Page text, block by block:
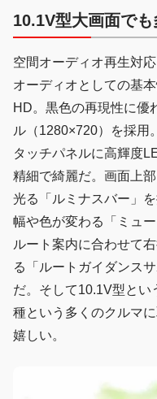
10.1V型大画面で
空間オーディオ再生対
オーディオとしての基
HD。黒色の再現性に優
ル（1280×720）を採用
タッチパネルに高輝度
精細で綺麗だ。画面上
光る「ルミナスバー」
幅や色が変わる「ミュ
ルート案内に合わせて
る「ルートガイダンス
だ。そして10.1V型と
種という多くのクルマ
嬉しい。